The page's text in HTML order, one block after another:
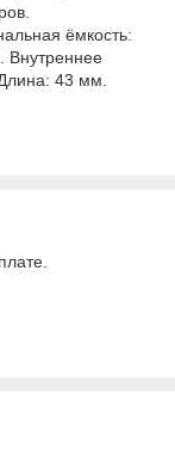
ёмкость:
Внутреннее
43 мм.